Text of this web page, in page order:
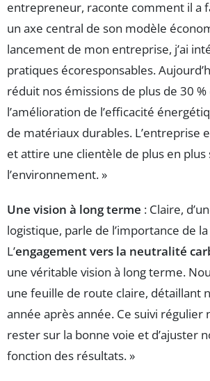
entrepreneur, raconte comment il a
un axe central de son modèle
lancement de mon entreprise, j’ai
pratiques écoresponsables.
réduit nos émissions de plus de 30 %
l’amélioration de l’efficacité
de matériaux durables. L’entreprise
et attire une clientèle de plus en plus
l’environnement. »
Une vision à long terme : Claire,
logistique, parle de l’importance de
L’engagement vers la neutralité
une véritable vision à long terme.
une feuille de route claire, détaillant
année après année. Ce suivi régulier
rester sur la bonne voie et d’ajuster
fonction des résultats. »